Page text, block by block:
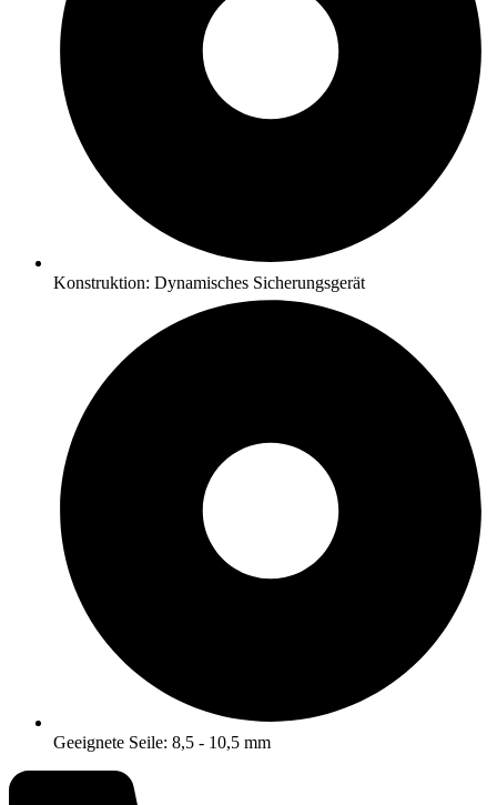
Konstruktion: Dynamisches Sicherungsgerät
Geeignete Seile: 8,5 - 10,5 mm